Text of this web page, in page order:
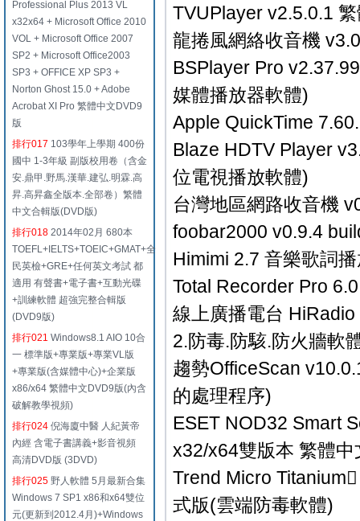
Professional Plus 2013 VL
x32x64 + Microsoft Office 2010
VOL + Microsoft Office 2007
SP2 + Microsoft Office2003
SP3 + OFFICE XP SP3 +
Norton Ghost 15.0 + Adobe
Acrobat XI Pro 繁體中文DVD9
版
排行017 103學年上學期 400份
國中 1-3年級 副版校用卷（含金
安.鼎甲.野馬.漢華.建弘.明霖.高
昇.高昇鑫全版本.全部卷）繁體
中文合輯版(DVD版)
排行018 2014年02月 680本
TOEFL+IELTS+TOEIC+GMAT+全
民英檢+GRE+任何英文考試 都
適用 有聲書+電子書+互動光碟
+訓練軟體 超強完整合輯版
(DVD9版)
排行021 Windows8.1 AIO 10合
一 標準版+專業版+專業VL版
+專業版(含媒體中心)+企業版
x86/x64 繁體中文DVD9版(內含
破解教學視頻)
排行024 倪海廈中醫 人紀黃帝
內經 含電子書講義+影音視頻
高清DVD版 (3DVD)
排行025 野人軟體 5月最新合集
Windows 7 SP1 x86和x64雙位
元(更新到2012.4月)+Windows
TVUPlayer v2.5.0.1
龍捲風網絡收音機
BSPlayer Pro
媒體播放器軟體)
Apple QuickTime
Blaze HDTV Player
位電視播放軟體)
台灣地區網路收音機
foobar2000 v0.9.4
Himimi 2.7 音樂歌詞
Total Recorder Pro
線上廣播電台
2.防毒.防駭.防火牆軟
趨勢OfficeScan
的處理程序)
ESET NOD32 Smart
x32/x64雙版本 繁體
Trend Micro
式版(雲端防毒軟體)